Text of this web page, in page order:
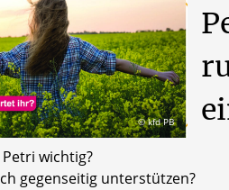
© kfd PB
wichtig?
gegenseitig unterstützen?